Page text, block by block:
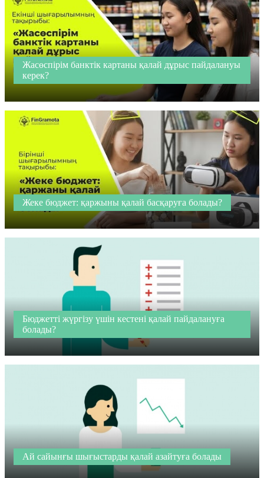
Жасөспірім банктік картаны қалай дұрыс пайдалануы
керек?
Жеке бюджет: қаржыны қалай басқаруға болады?
Бюджетті жүргізу үшін кестені қалай пайдалануға
болады?
Ай сайынғы шығыстарды қалай азайтуға болады